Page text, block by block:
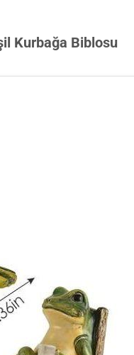
Kurbağa Biblosu